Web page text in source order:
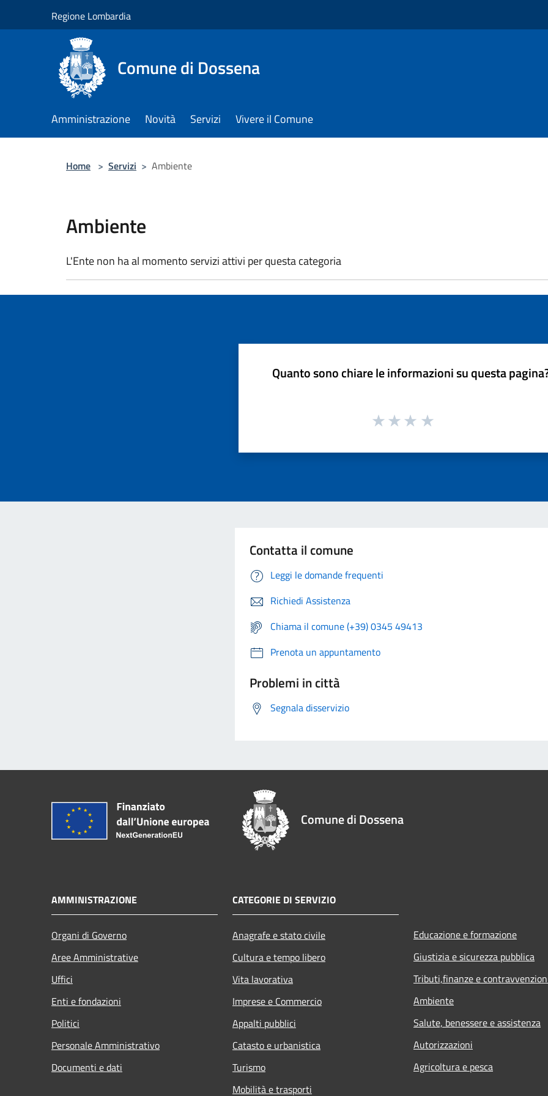
Regione Lombardia
Comune di Dossena
Amministrazione Novità Servizi Vivere il Comune
Home > Servizi > Ambiente
Ambiente
L'Ente non ha al momento servizi attivi per questa categoria
Quanto sono chiare le informazioni su questa
Contatta il comune
Leggi le domande frequenti
Richiedi Assistenza
Chiama il comune (+39) 0345 49413
Prenota un appuntamento
Problemi in città
Segnala disservizio
Comune di Dossena
AMMINISTRAZIONE
Organi di Governo
Aree Amministrative
Uffici
Enti e fondazioni
Politici
Personale Amministrativo
Documenti e dati
CATEGORIE DI SERVIZIO
Anagrafe e stato civile
Cultura e tempo libero
Vita lavorativa
Imprese e Commercio
Appalti pubblici
Catasto e urbanistica
Turismo
Mobilità e trasporti
Educazione e formazione
Giustizia e sicurezza pubblica
Tributi,finanze e
Ambiente
Salute, benessere e assistenza
Autorizzazioni
Agricoltura e pesca